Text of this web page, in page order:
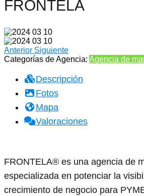
FRONTELA
Anterior Siguiente
Categorías de Agencia: Agencia de
Descripción
Fotos
Mapa
Valoraciones
FRONTELA®️ es una agencia de
especializada en potenciar la
crecimiento de negocio para